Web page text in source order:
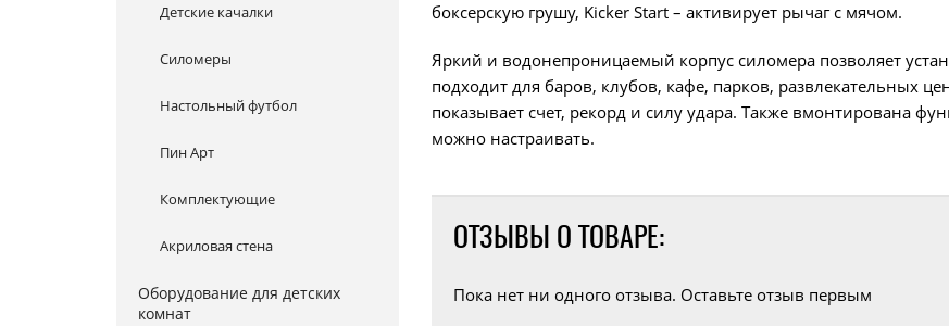
Детские качалки
Силомеры
Настольный футбол
Пин Арт
Комплектующие
Акриловая стена
Оборудование для детских
комнат
боксерскую грушу, Kicker Start – активирует рычаг с мячом.
Яркий и водонепроницаемый корпус силомера позволяет
подходит для баров, клубов, кафе, парков, развлекательных
показывает счет, рекорд и силу удара. Также вмонтирована
можно настраивать.
ОТЗЫВЫ О ТОВАРЕ:
Пока нет ни одного отзыва. Оставьте отзыв первым